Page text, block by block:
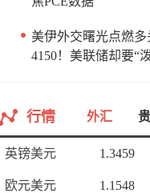
美伊外交曙光点燃
4150！美联储却要“
行情 外汇
英镑美元 1.3459
欧元美元 1.1548